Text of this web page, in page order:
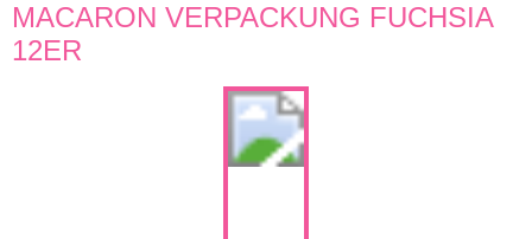
MACARON VERPACKUNG FUCHSIA
12ER